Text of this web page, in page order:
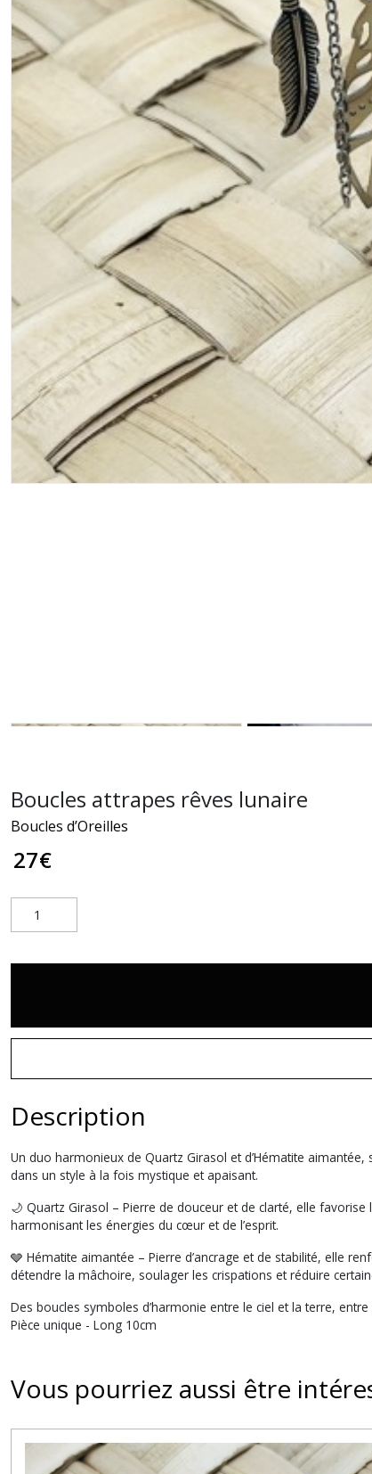
Boucles attrapes rêves lunaire
Boucles d’Oreilles
27€
Description
Un duo harmonieux de Quartz Girasol et d’Hématite
dans un style à la fois mystique et apaisant.
🌙 Quartz Girasol – Pierre de douceur et de clarté, elle
harmonisant les énergies du cœur et de l’esprit.
🩶 Hématite aimantée – Pierre d’ancrage et de stabilité, elle
détendre la mâchoire, soulager les crispations et réduire
Des boucles symboles d’harmonie entre le ciel et la terre,
Pièce unique - Long 10cm
Vous pourriez aussi être